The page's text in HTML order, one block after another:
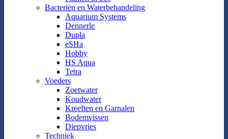
Bacteriën en Waterbehandeling
Aquarium Systems
Dennerle
Dupla
eSHa
Hobby
HS Aqua
Tetra
Voeders
Zoetwater
Koudwater
Kreeften en Garnalen
Bodemvissen
Diepvries
Techniek